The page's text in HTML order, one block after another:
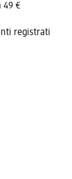
49 €
registrati